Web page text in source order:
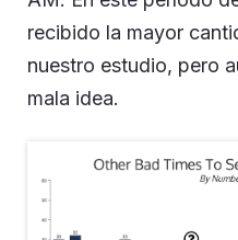
recibido la mayor
nuestro estudio, pero
mala idea.